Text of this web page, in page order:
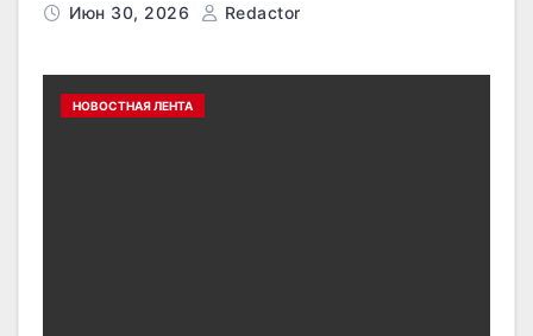
Июн 30, 2026 Redactor
НОВОСТНАЯ ЛЕНТА